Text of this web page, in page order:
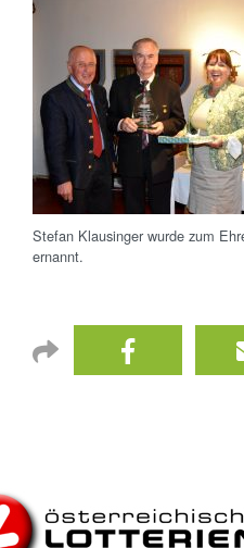
Stefan Klausinger wurde zum
ernannt.